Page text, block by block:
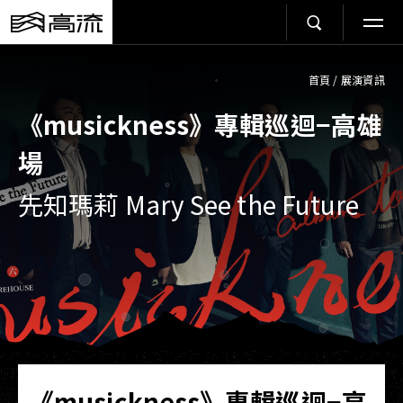
首頁 / 展演資訊
《musickness》專輯巡迴−高雄
場
先知瑪莉 Mary See the Future